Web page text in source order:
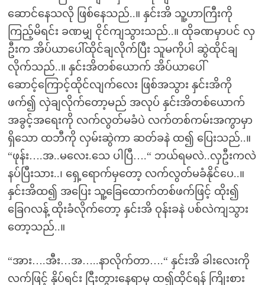
ဆောင်နေသလို ဖြစ်နေသည်..။ နှင်းအိ သူ့ဟာကြီးကို
ကြည့်မိရင်း ခဏမျှ ငိုင်ကျသွားသည်..။ ထိုခဏမှာပင် လှ
ဦးက အိပ်ယာပေါ်ထိုင်ချလိုက်ပြီး သူမကိုပါ ဆွဲထိုင်ချ
လိုက်သည်..။ နှင်းအိတစ်ယောက် အိပ်ယာပေါ်
ဆောင့်ကြောင့်ထိုင်လျက်လေး ဖြစ်အသွား နှင်းအိကို
ဖက်၍ လှဲချလိုက်တော့မည် အလုပ် နှင်းအိတစ်ယောက်
အခွင့်အရေးကို လက်လွတ်မခံပဲ လက်တစ်ကမ်းအကွာမှာ
ရှိသော ထဘီကို လှမ်းဆွဲကာ ဆတ်ခနဲ ထ၍ ပြေးသည်..။
“ဖုန်း….အ..မလေး.သေ ပါပြီ….“ ဘယ်ရမလဲ..လှဦးကလဲ
နပ်ပြီးသား..၊ ရှေ့ရောက်မှတော့ လက်လွတ်မခံနိုင်ပေ..။
နှင်းအိထ၍ အပြေး သူ့ခြေထောက်တစ်ဖက်ဖြင့် ထိုး၍
ခြေဂလန့် ထိုးခံလိုက်တော့ နှင်းအိ ဝုန်းခနဲ ပစ်လဲကျသွား
တော့သည်..။
“အား….အီး…အ…..နာလိုက်တာ….“ နှင်းအိ ခါးလေးကို
လက်ဖြင့် နှိပ်ရင်း ငြီးတွားနေရာမှ ထ၍ထိုင်ရန် ကြိုးစား